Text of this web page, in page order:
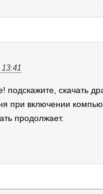
13:41
подскажите, скачать
при включении
продолжает.